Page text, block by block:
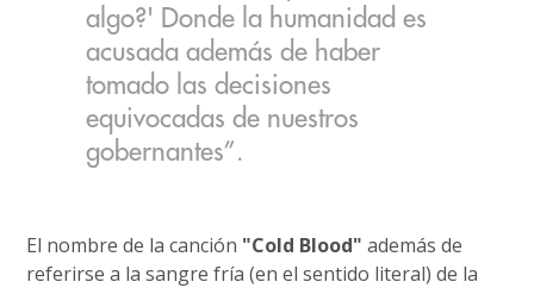
algo?' Donde la humanidad es
acusada además de haber
tomado las decisiones
equivocadas de nuestros
gobernantes”.
El nombre de la canción "Cold Blood" además de
referirse a la sangre fría (en el sentido literal) de la